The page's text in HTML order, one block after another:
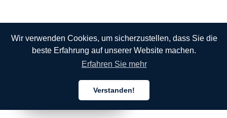
Wir verwenden Cookies, um sicherzustellen, dass Sie die
beste Erfahrung auf unserer Website machen.
Erfahren Sie mehr
Verstanden!
Deutsch
Deutsch
Deutsch